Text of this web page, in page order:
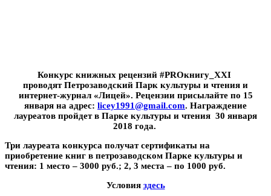
Конкурс книжных рецензий #PROкнигу_XXI
проводят Петрозаводский Парк культуры и чтения и
интернет-журнал «Лицей». Рецензии присылайте по 15
января на адрес: licey1991@gmail.com. Награждение
лауреатов пройдет в Парке культуры и чтения 30 января
2018 года.
Три лауреата конкурса получат сертификаты на
приобретение книг в петрозаводском Парке культуры и
чтения: 1 место – 3000 руб.; 2, 3 места – по 1000 руб.
Условия здесь